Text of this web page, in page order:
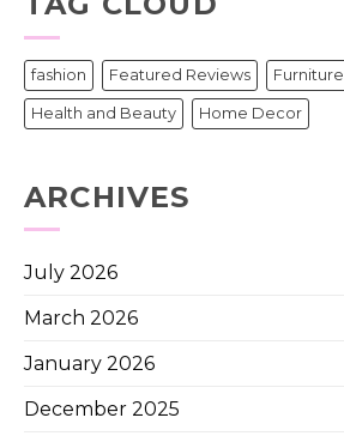
fashion Featured Reviews Furniture
Health and Beauty Home Decor
ARCHIVES
July 2026
March 2026
January 2026
December 2025